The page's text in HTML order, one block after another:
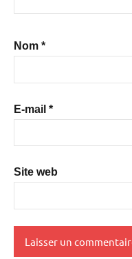
Nom *
E-mail *
Site web